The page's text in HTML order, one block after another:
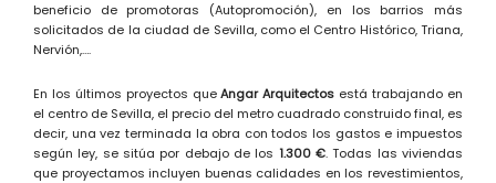
beneficio de promotoras (Autopromoción), en los barrios más
solicitados de la ciudad de Sevilla, como el Centro Histórico, Triana,
Nervión,….
En los últimos proyectos queAngar Arquitectos está trabajando en
el centro de Sevilla, el precio del metro cuadrado construido final, es
decir, una vez terminada la obra con todos los gastos e impuestos
según ley, se sitúa por debajo de los 1.300 €. Todas las viviendas
que proyectamos incluyen buenas calidades en los revestimientos,